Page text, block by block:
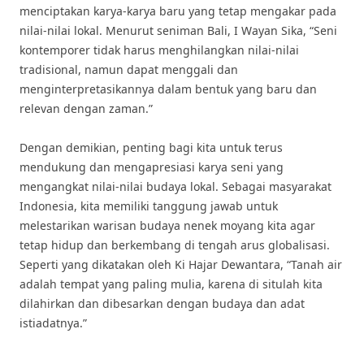
menciptakan karya-karya baru yang tetap mengakar pada
nilai-nilai lokal. Menurut seniman Bali, I Wayan Sika, “Seni
kontemporer tidak harus menghilangkan nilai-nilai
tradisional, namun dapat menggali dan
menginterpretasikannya dalam bentuk yang baru dan
relevan dengan zaman.”
Dengan demikian, penting bagi kita untuk terus
mendukung dan mengapresiasi karya seni yang
mengangkat nilai-nilai budaya lokal. Sebagai masyarakat
Indonesia, kita memiliki tanggung jawab untuk
melestarikan warisan budaya nenek moyang kita agar
tetap hidup dan berkembang di tengah arus globalisasi.
Seperti yang dikatakan oleh Ki Hajar Dewantara, “Tanah air
adalah tempat yang paling mulia, karena di situlah kita
dilahirkan dan dibesarkan dengan budaya dan adat
istiadatnya.”